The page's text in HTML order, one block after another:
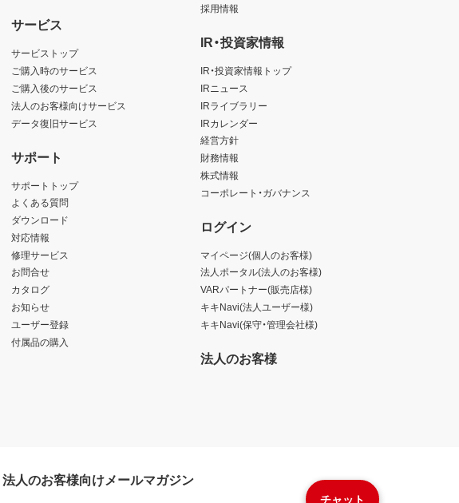
チャット
サービス
サービストップ
ご購入時のサービス
ご購入後のサービス
法人のお客様向けサービス
データ復旧サービス
サポート
サポートトップ
よくある質問
ダウンロード
対応情報
修理サービス
お問合せ
カタログ
お知らせ
ユーザー登録
付属品の購入
採用情報
IR・投資家情報
IR・投資家情報トップ
IRニュース
IRライブラリー
IRカレンダー
経営方針
財務情報
株式情報
コーポレート・ガバナンス
ログイン
マイページ(個人のお客様)
法人ポータル(法人のお客様)
VARパートナー(販売店様)
キキNavi(法人ユーザー様)
キキNavi(保守・管理会社様)
法人のお客様
法人のお客様向けメールマガジン